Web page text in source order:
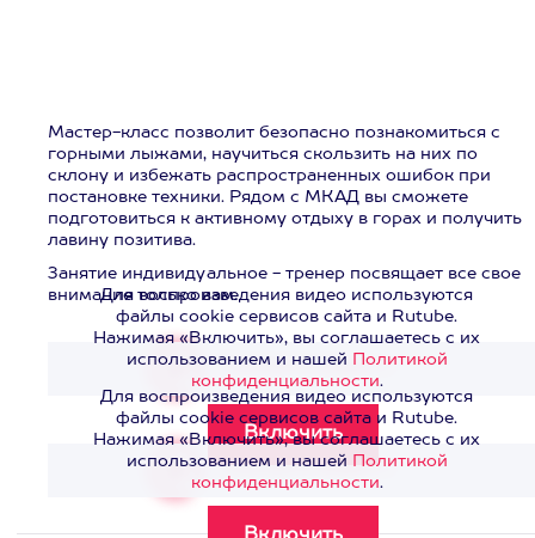
Мастер-класс позволит безопасно познакомиться с
горными лыжами, научиться скользить на них по
склону и избежать распространенных ошибок при
постановке техники. Рядом с МКАД вы сможете
подготовиться к активному отдыху в горах и получить
лавину позитива.
Занятие индивидуальное - тренер посвящает все свое
внимание только вам.
Смотреть видео>
Для воспроизведения видео используются
файлы cookie сервисов сайта и Rutube.
Нажимая «Включить», вы соглашаетесь с их
использованием и нашей Политикой
конфиденциальности.
Смотреть видео>
Для воспроизведения видео используются
файлы cookie сервисов сайта и Rutube.
Нажимая «Включить», вы соглашаетесь с их
использованием и нашей Политикой
конфиденциальности.